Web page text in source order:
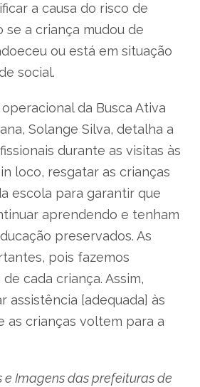
a causa do risco de
se a criança mudou de
ou está em situação
social.
da Busca Ativa
Solange Silva, detalha a
durante as visitas às
in loco, resgatar as crianças
escola para garantir que
aprendendo e tenham
preservados. As
pois fazemos
cada criança. Assim,
assistência [adequada] às
as crianças voltem para a
e Imagens das prefeituras de